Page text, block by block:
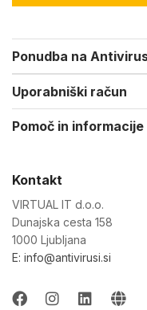
Ponudba na
Uporabniški račun
Pomoč in informacije
Kontakt
VIRTUAL IT d.o.o.
Dunajska cesta 158
1000 Ljubljana
E: info@antivirusi.si